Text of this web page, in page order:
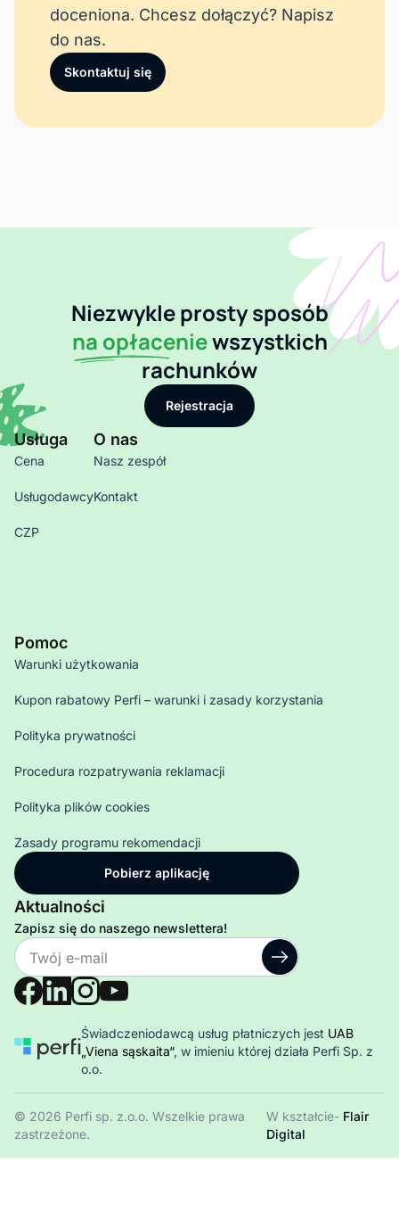
doceniona. Chcesz dołączyć? Napisz
do nas.
Skontaktuj się
Niezwykle prosty sposób
na opłaceniewszystkich
rachunków
Rejestracja
Usługa
Cena
Usługodawcy
CZP
Pomoc
Warunki użytkowania
Kupon rabatowy Perfi – warunki i zasady korzystania
Polityka prywatności
Procedura rozpatrywania reklamacji
Polityka plików cookies
Zasady programu rekomendacji
O nas
Nasz zespół
Kontakt
Pobierz aplikację
Aktualności
Zapisz się do naszego newslettera!
Świadczeniodawcą usług płatniczych jest UAB
„Viena sąskaita“, w imieniu której działa Perfi Sp. z
o.o.
© 2026 Perfi sp. z.o.o. Wszelkie prawa
zastrzeżone.
W kształcie- Flair
Digital